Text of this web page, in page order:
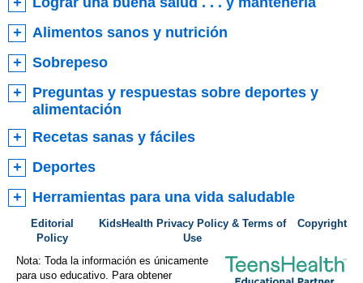
Alimentos sanos y nutrición
Sobrepeso
Preguntas y respuestas sobre deportes y
alimentación
Recetas sanas y fáciles
Deportes
Herramientas para una vida saludable
Editorial
Policy
KidsHealth Privacy Policy & Terms of
Use
Copyright
Nota: Toda la información es únicamente
para uso educativo. Para obtener